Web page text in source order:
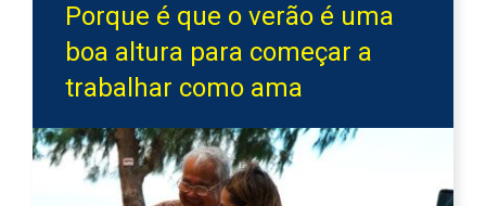
Porque é que o verão é uma
boa altura para começar a
trabalhar como ama